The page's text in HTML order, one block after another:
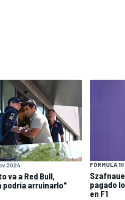
2024
va a Red Bull,
podría arruinarlo"
FÓRMULA 1
pagado
en F1